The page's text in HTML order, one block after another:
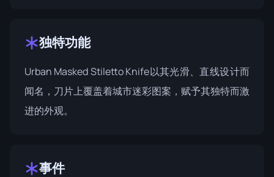
独特功能
Urban Masked Stiletto Knife以其光滑、直线设计而
闻名，刀片上覆盖着城市迷彩图案，赋予其独特而激
进的外观。
事件